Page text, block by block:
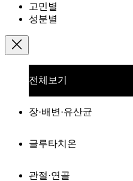
고민별
성분별
전체보기
장·배변·유산균
글루타치온
관절·연골